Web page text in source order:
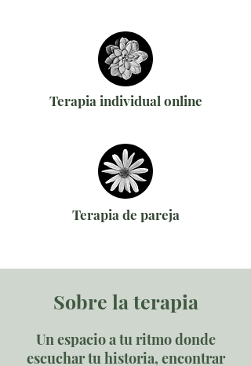
Terapia individual online
Terapia de pareja
Sobre la terapia
Un espacio a tu ritmo donde
escuchar tu historia, encontrar